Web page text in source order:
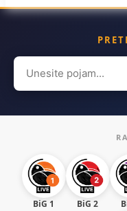
Search
for:
BiG 1 BiG 2